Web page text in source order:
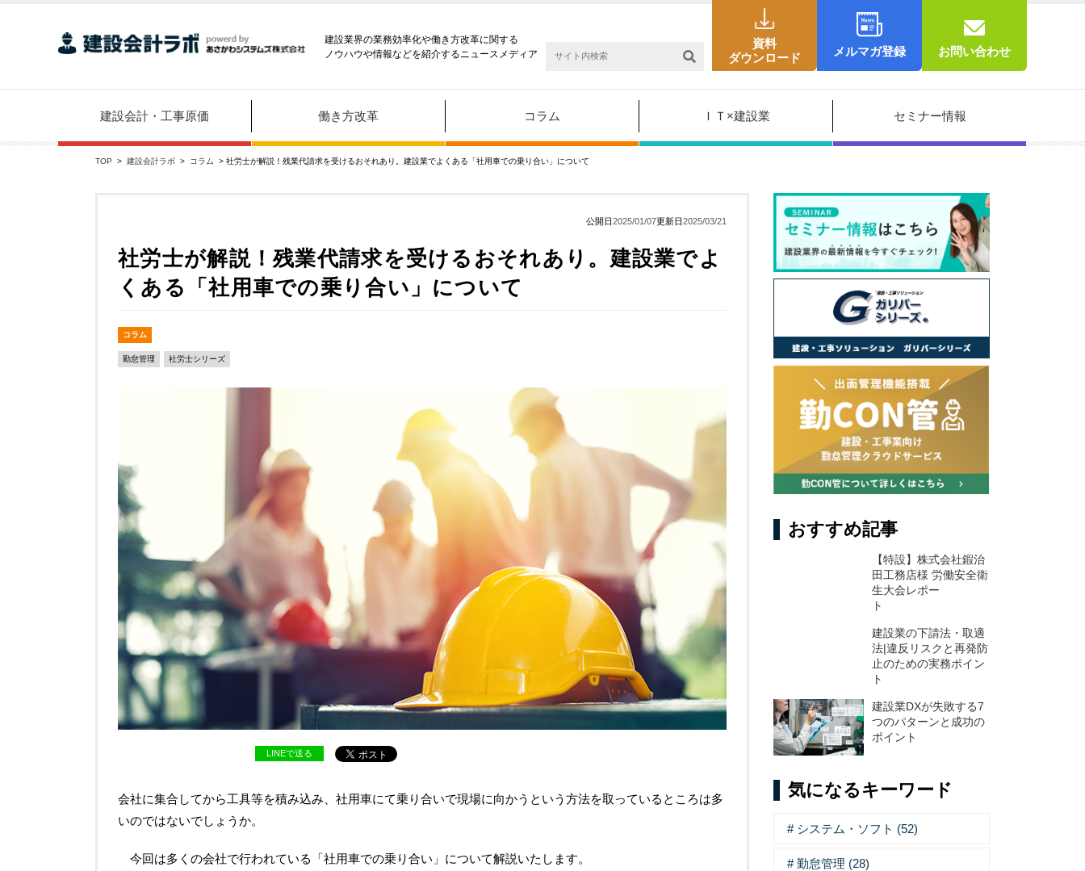
建設業界の業務効率化や働き方改革に関する
ノウハウや情報などを紹介するニュースメディア
資料
ダウンロード
メルマガ登録 お問い合わせ
建設会計・工事原価 働き方改革 コラム ＩＴ×建設業 セミナー情報
TOP > 建設会計ラボ > コラム > 社労士が解説！残業代請求を受けるおそれあり。建設業でよくある「社用車での乗り合い」について
公開日2025/01/07更新日2025/03/21
社労士が解説！残業代請求を受けるおそれあり。建設業でよ
くある「社用車での乗り合い」について
コラム
勤怠管理 社労士シリーズ
LINEで送る
会社に集合してから工具等を積み込み、社用車にて乗り合いで現場に向かうという方法を取っているところは多
いのではないでしょうか。
今回は多くの会社で行われている「社用車での乗り合い」について解説いたします。
おすすめ記事
【特設】株式会社鍜治
田工務店様 労働安全衛
生大会レポー
ト
建設業の下請法・取適
法|違反リスクと再発防
止のための実務ポイン
ト
建設業DXが失敗する7
つのパターンと成功の
ポイント
気になるキーワード
システム・ソフト (52)
勤怠管理 (28)